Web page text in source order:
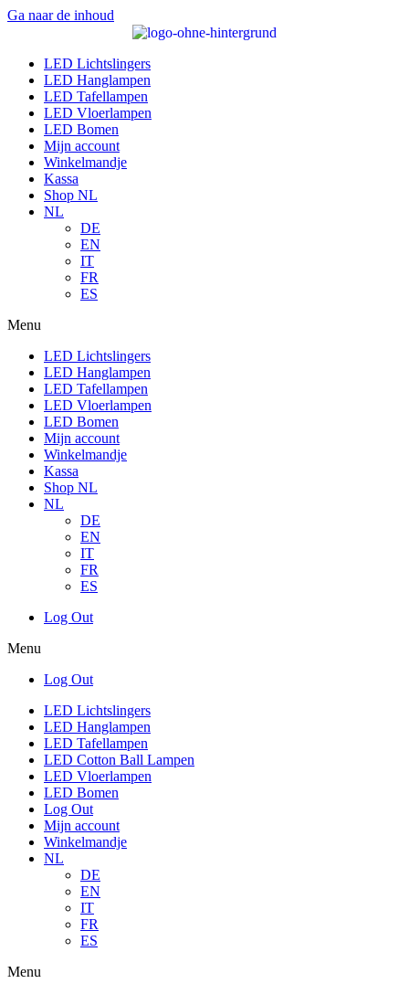
Ga naar de inhoud
LED Lichtslingers
LED Hanglampen
LED Tafellampen
LED Vloerlampen
LED Bomen
Mijn account
Winkelmandje
Kassa
Shop NL
NL
DE
EN
IT
FR
ES
Menu
LED Lichtslingers
LED Hanglampen
LED Tafellampen
LED Vloerlampen
LED Bomen
Mijn account
Winkelmandje
Kassa
Shop NL
NL
DE
EN
IT
FR
ES
Log Out
Menu
Log Out
LED Lichtslingers
LED Hanglampen
LED Tafellampen
LED Cotton Ball Lampen
LED Vloerlampen
LED Bomen
Log Out
Mijn account
Winkelmandje
NL
DE
EN
IT
FR
ES
Menu